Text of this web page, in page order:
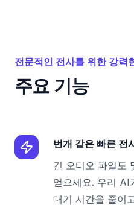
전문적인 전사를 위한 강력
주요 기능
번개 같은 빠른 전
긴 오디오 파일도
얻으세요. 우리 AI
대기 시간을 줄이